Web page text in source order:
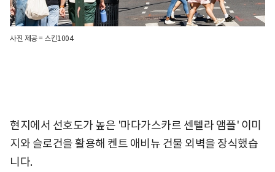
사진 제공 = 스킨1004
현지에서 선호도가 높은 '마다가스카르 센텔라 앰플' 이미
지와 슬로건을 활용해 켄트 애비뉴 건물 외벽을 장식했습
니다.